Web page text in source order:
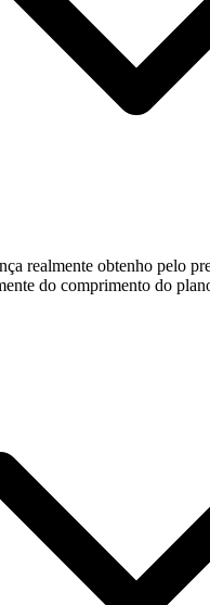
realmente obtenho pelo
do comprimento do